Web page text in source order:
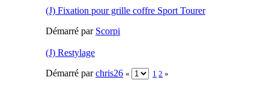
(J) Fixation pour grille coffre Sport Tourer
Démarré par Scorpi
(J) Restylage
Démarré parchris26 « 1 2 »